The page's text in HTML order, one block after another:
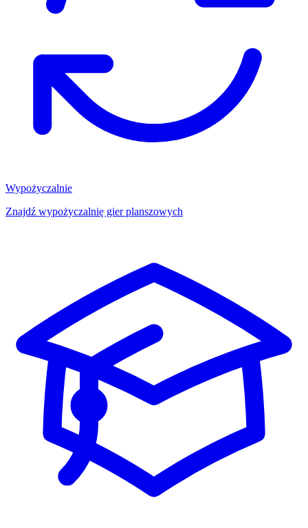
Wypożyczalnie
Znajdź wypożyczalnię gier planszowych